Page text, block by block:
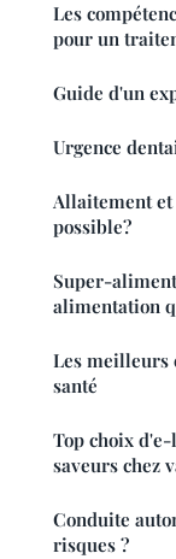
Les
pour un
Guide d'un
Urgence
Allaitement
possible?
Super-
alimentation
Les meilleurs
santé
Top choix
saveurs chez
Conduite
risques ?